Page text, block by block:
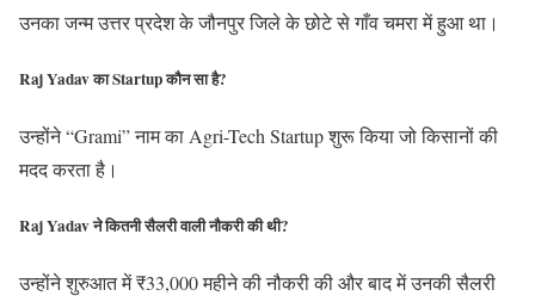
उनका जन्म उत्तर प्रदेश के जौनपुर जिले के छोटे से गाँव चमरा में हुआ था।
Raj Yadav का Startup कौन सा है?
उन्होंने “Grami” नाम का Agri-Tech Startup शुरू किया जो किसानों की
मदद करता है।
Raj Yadav ने कितनी सैलरी वाली नौकरी की थी?
उन्होंने शुरुआत में ₹33,000 महीने की नौकरी की और बाद में उनकी सैलरी